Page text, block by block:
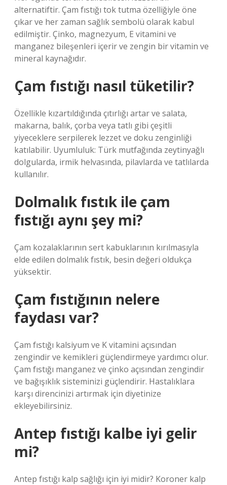
alternatiftir. Çam fıstığı tok tutma özelliğiyle öne
çıkar ve her zaman sağlık sembolü olarak kabul
edilmiştir. Çinko, magnezyum, E vitamini ve
manganez bileşenleri içerir ve zengin bir vitamin ve
mineral kaynağıdır.
Çam fıstığı nasıl tüketilir?
Özellikle kızartıldığında çıtırlığı artar ve salata,
makarna, balık, çorba veya tatlı gibi çeşitli
yiyeceklere serpilerek lezzet ve doku zenginliği
katılabilir. Uyumluluk: Türk mutfağında zeytinyağlı
dolgularda, irmik helvasında, pilavlarda ve tatlılarda
kullanılır.
Dolmalık fıstık ile çam
fıstığı aynı şey mi?
Çam kozalaklarının sert kabuklarının kırılmasıyla
elde edilen dolmalık fıstık, besin değeri oldukça
yüksektir.
Çam fıstığının nelere
faydası var?
Çam fıstığı kalsiyum ve K vitamini açısından
zengindir ve kemikleri güçlendirmeye yardımcı olur.
Çam fıstığı manganez ve çinko açısından zengindir
ve bağışıklık sisteminizi güçlendirir. Hastalıklara
karşı direncinizi artırmak için diyetinize
ekleyebilirsiniz.
Antep fıstığı kalbe iyi gelir
mi?
Antep fıstığı kalp sağlığı için iyi midir? Koroner kalp